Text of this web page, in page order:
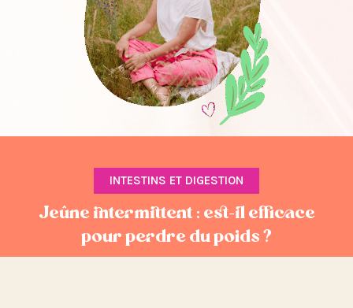
INTESTINS ET DIGESTION
Jeûne intermittent : est-il efficace
pour perdre du poids ?